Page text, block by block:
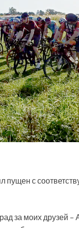
пущен с
за моих друзей